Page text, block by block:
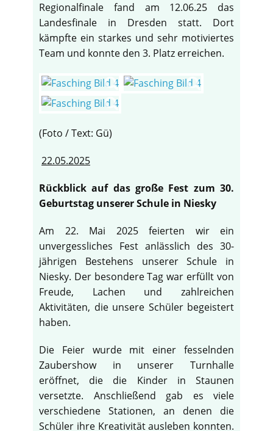
Regionalfinale fand am 12.06.25 das
Landesfinale in Dresden statt. Dort
kämpfte ein starkes und sehr motiviertes
Team und konnte den 3. Platz erreichen.
(Foto / Text: Gü)
22.05.2025
Rückblick auf das große Fest zum 30.
Geburtstag unserer Schule in Niesky
Am 22. Mai 2025 feierten wir ein
unvergessliches Fest anlässlich des 30-
jährigen Bestehens unserer Schule in
Niesky. Der besondere Tag war erfüllt von
Freude, Lachen und zahlreichen
Aktivitäten, die unsere Schüler begeistert
haben.
Die Feier wurde mit einer fesselnden
Zaubershow in unserer Turnhalle
eröffnet, die die Kinder in Staunen
versetzte. Anschließend gab es viele
verschiedene Stationen, an denen die
Schüler ihre Kreativität ausleben konnten.